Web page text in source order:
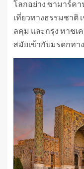
โลกอย่าง ซามาร์ค
เที่ยวทางธรรมชาติ
ลคุม และกรุง ทาชเ
สมัยเข้ากับมรดกทา